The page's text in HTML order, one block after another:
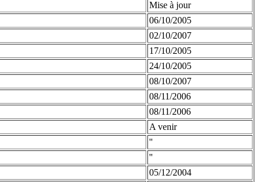
Mise à jour
06/10/2005
02/10/2007
17/10/2005
24/10/2005
08/10/2007
08/11/2006
08/11/2006
A venir
''
''
05/12/2004